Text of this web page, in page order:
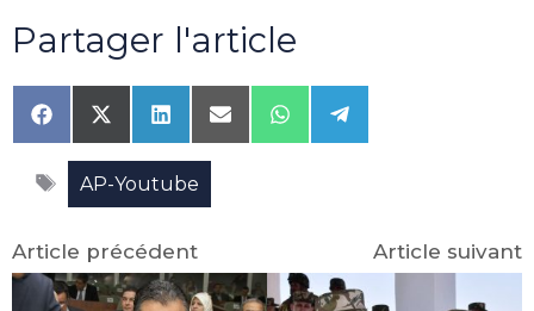
Partager l'article
Share
on
Facebook
Share
on
X
(Twitter)
Share
on
LinkedIn
Share
on
Share
on
Share
on
Étiquettes
AP-Youtube
Article précédent Article suivant